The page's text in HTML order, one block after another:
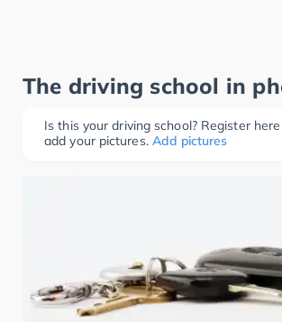
The driving school in
Is this your driving school? Register
add your pictures. Add pictures